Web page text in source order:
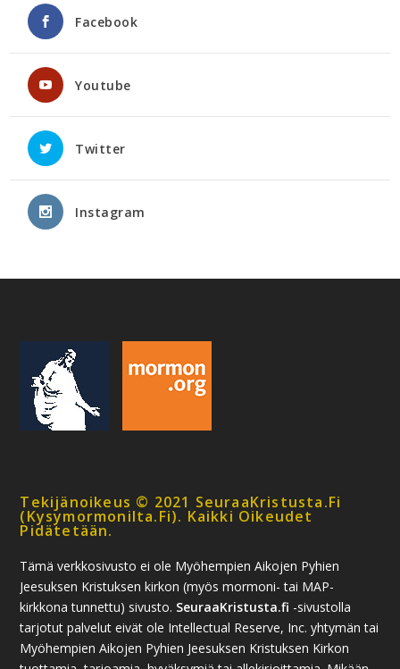
Facebook
Youtube
Twitter
Instagram
Tekijänoikeus © 2021 SeuraaKristusta.fi
(kysymormonilta.fi). Kaikki Oikeudet
Pidätetään.
Tämä verkkosivusto ei ole Myöhempien Aikojen Pyhien
Jeesuksen Kristuksen kirkon (myös mormoni- tai MAP-
kirkkona tunnettu) sivusto. SeuraaKristusta.fi -sivustolla
tarjotut palvelut eivät ole Intellectual Reserve, Inc. yhtymän tai
Myöhempien Aikojen Pyhien Jeesuksen Kristuksen Kirkon